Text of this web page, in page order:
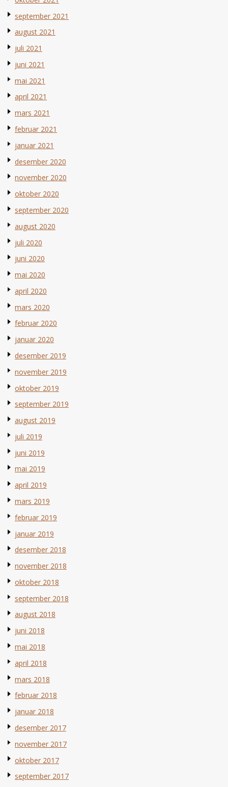
september 2021
august 2021
juli 2021
juni 2021
mai 2021
april 2021
mars 2021
februar 2021
januar 2021
desember 2020
november 2020
oktober 2020
september 2020
august 2020
juli 2020
juni 2020
mai 2020
april 2020
mars 2020
februar 2020
januar 2020
desember 2019
november 2019
oktober 2019
september 2019
august 2019
juli 2019
juni 2019
mai 2019
april 2019
mars 2019
februar 2019
januar 2019
desember 2018
november 2018
oktober 2018
september 2018
august 2018
juni 2018
mai 2018
april 2018
mars 2018
februar 2018
januar 2018
desember 2017
november 2017
oktober 2017
september 2017